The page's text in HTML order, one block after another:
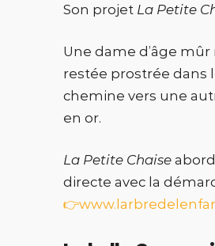
Son projet La Petite
Une dame d’âge
restée prostrée dans
chemine vers une
en or.
La Petite Chaise
directe avec la